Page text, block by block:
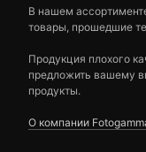
В нашем
товары, прошедшие
Продукция плохого
предложить вашему
продукты.
О компании